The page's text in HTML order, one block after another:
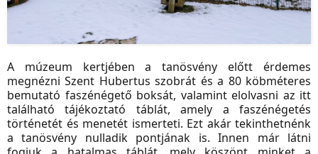
A múzeum kertjében a tanösvény előtt érdemes
megnézni Szent Hubertus szobrát és a 80 köbméteres
bemutató faszénégető boksát, valamint elolvasni az itt
található tájékoztató táblát, amely a faszénégetés
történetét és menetét ismerteti. Ezt akár tekinthetnénk
a tanösvény nulladik pontjának is. Innen már látni